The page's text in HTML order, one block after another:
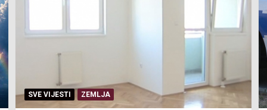
SVE VIJESTI ZEMLJA